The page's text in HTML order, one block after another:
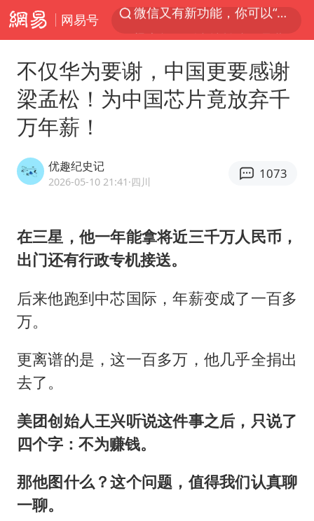
网易号
梁家辉：到内地拍戏不是北上是回归
情侣平潭拍日出坠崖1死1伤
西湖突现狂风暴雨 游客瞬间被浇透
《欢迎来龙餐馆》口碑
酒店回应车内过夜被收150元
全民健身事业高质量发展
不仅华为要谢，中国更要感谢
梁孟松！为中国芯片竟放弃千
万年薪！
优趣纪史记
2026-05-10 21:41 ·四川
1073
在三星，他一年能拿将近三千万人民币，
出门还有行政专机接送。
后来他跑到中芯国际，年薪变成了一百多
万。
更离谱的是，这一百多万，他几乎全捐出
去了。
美团创始人王兴听说这件事之后，只说了
四个字：不为赚钱。
那他图什么？这个问题，值得我们认真聊
一聊。